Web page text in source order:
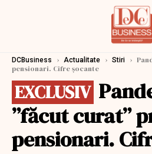
DCBusiness › Actualitate › Stiri ›
pensionari. Cifre șocante
EXCLUSIV
”făcut curat”
pensionari.